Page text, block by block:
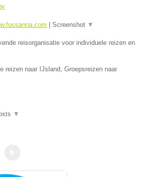
Screenshot ▼
reisorganisatie voor individuele reizen en
reizen naar IJsland, Groepsreizen naar
▼